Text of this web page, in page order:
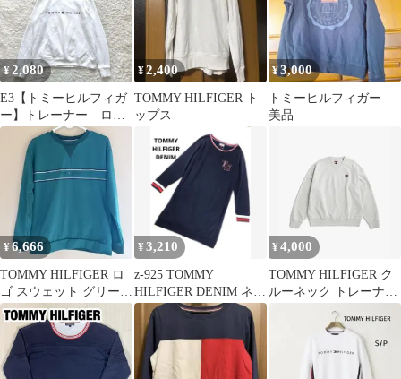
¥2,080
E3【トミーヒルフィガ
ー】トレーナー ロゴ
刺繍 白 S シンプ
ル カジュアル
¥2,400
TOMMY HILFIGER ト
ップス
¥3,000
トミーヒルフィガー
美品
¥6,666
TOMMY HILFIGER ロ
ゴ スウェット グリー
ン ゴルフ ウィンド
ブレー
¥3,210
z-925 TOMMY
HILFIGER DENIM ネイ
ビー トレーナー M
¥4,000
TOMMY HILFIGER ク
ルーネック トレーナー
DN00054 新品